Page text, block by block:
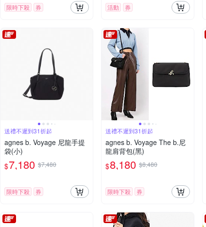
限時下殺 券 活動 券
送禮不遲到31折起
agnes b. Voyage 尼龍手提
袋(小)
$7,180 $7,480
限時下殺 券
送禮不遲到31折起
agnes b. Voyage The b.尼
龍肩背包(黑)
$8,180 $8,480
限時下殺 券